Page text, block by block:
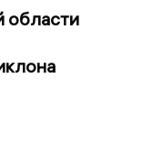
области